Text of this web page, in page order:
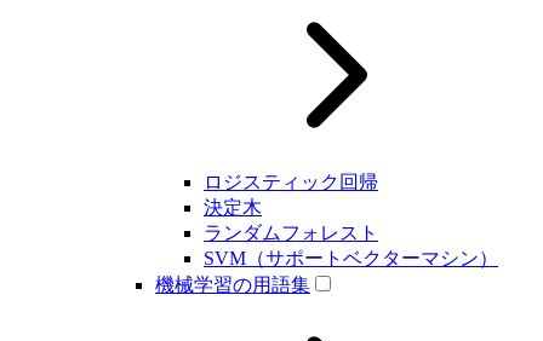
ロジスティック回帰
決定木
ランダムフォレスト
SVM（サポートベクターマシン）
機械学習の用語集